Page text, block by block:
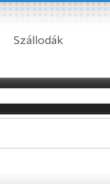
Szállodák